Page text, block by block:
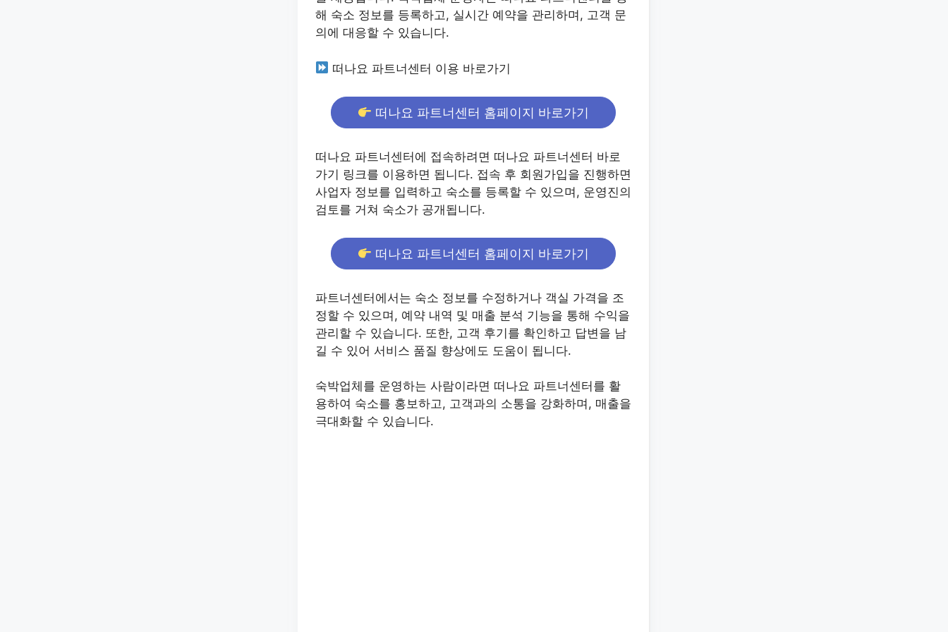
해 숙소 정보를 등록하고, 실시간 예약을 관리하며, 고객 문
의에 대응할 수 있습니다.
떠나요 파트너센터 이용 바로가기
떠나요 파트너센터 홈페이지 바로가기
떠나요 파트너센터에 접속하려면 떠나요 파트너센터 바로
가기 링크를 이용하면 됩니다. 접속 후 회원가입을 진행하면
사업자 정보를 입력하고 숙소를 등록할 수 있으며, 운영진의
검토를 거쳐 숙소가 공개됩니다.
떠나요 파트너센터 홈페이지 바로가기
파트너센터에서는 숙소 정보를 수정하거나 객실 가격을 조
정할 수 있으며, 예약 내역 및 매출 분석 기능을 통해 수익을
관리할 수 있습니다. 또한, 고객 후기를 확인하고 답변을 남
길 수 있어 서비스 품질 향상에도 도움이 됩니다.
숙박업체를 운영하는 사람이라면 떠나요 파트너센터를 활
용하여 숙소를 홍보하고, 고객과의 소통을 강화하며, 매출을
극대화할 수 있습니다.